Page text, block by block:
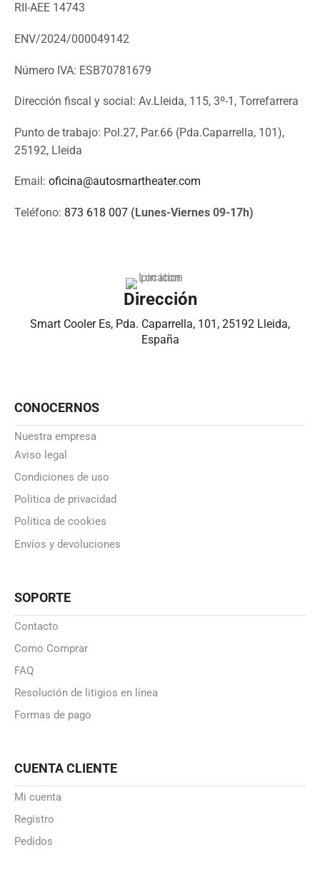
RII-AEE 14743
ENV/2024/000049142
Número IVA: ESB70781679
Dirección fiscal y social: Av.Lleida, 115, 3º-1, Torrefarrera
Punto de trabajo: Pol.27, Par.66 (Pda.Caparrella, 101),
25192, Lleida
Email: oficina@autosmartheater.com
Teléfono: 873 618 007 (Lunes-Viernes 09-17h)
Dirección
Smart Cooler Es, Pda. Caparrella, 101, 25192 Lleida,
España
CONOCERNOS
Nuestra empresa
Aviso legal
Condiciones de uso
Politica de privacidad
Politica de cookies
Envíos y devoluciones
SOPORTE
Contacto
Como Comprar
FAQ
Resolución de litigios en línea
Formas de pago
CUENTA CLIENTE
Mi cuenta
Registro
Pedidos